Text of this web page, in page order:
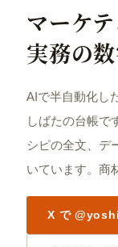
マーケ
実務の数
AIで半自動化し
しばたの台帳
シピの全文、
いています。商
X で